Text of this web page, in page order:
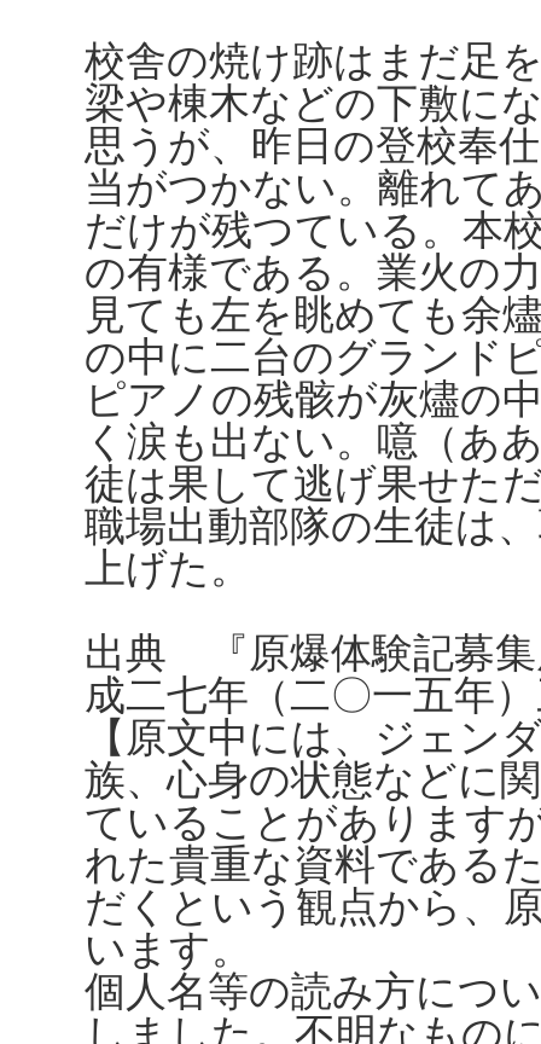
校舎の焼け跡はまだ足
梁や棟木などの下敷に
思うが、昨日の登校奉
当がつかない。離れて
だけが残つている。本
の有様である。業火の
見ても左を眺めても余
の中に二台のグランド
ピアノの残骸が灰燼の
く涙も出ない。噫（あ
徒は果して逃げ果せた
職場出動部隊の生徒は
上げた。
出典 『原爆体験記募
成二七年（二〇一五年
【原文中には、ジェン
族、心身の状態などに
ていることがあります
れた貴重な資料である
だくという観点から、
います。
個人名等の読み方につ
しました。不明なもの